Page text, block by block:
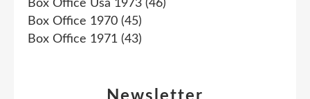
Box Office Usa 1973 (46)
Box Office 1970 (45)
Box Office 1971 (43)